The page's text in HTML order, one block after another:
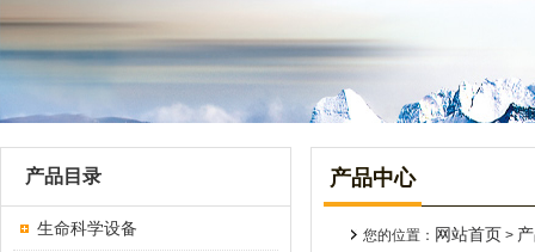
产品目录
生命科学设备
产品中心
您的位置： 网站首页 >